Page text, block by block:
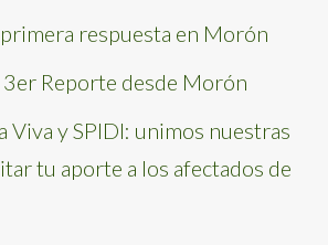
respuesta en Morón
3er Reporte desde Morón
Viva y SPIDI: unimos nuestras
tu aporte a los afectados de